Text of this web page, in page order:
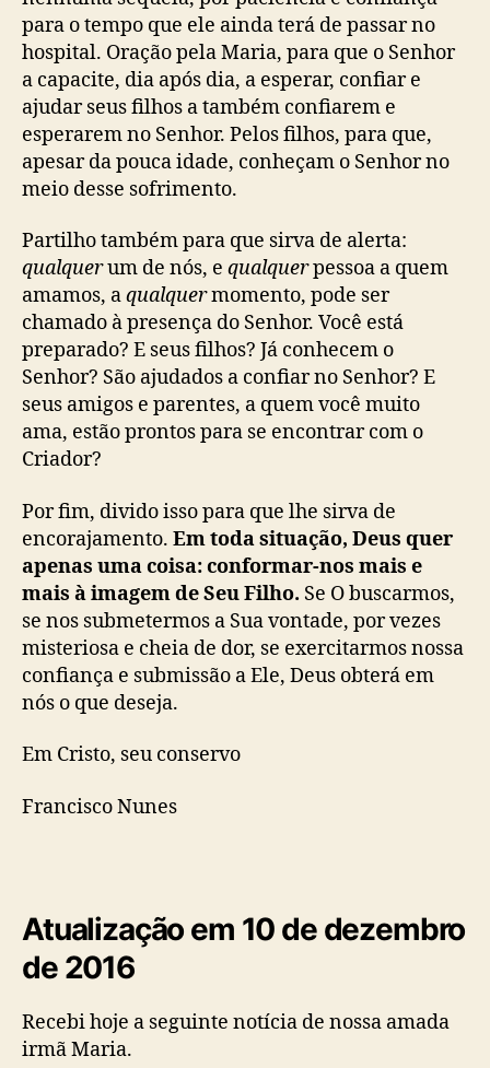
para o tempo que ele ainda terá de passar no
hospital. Oração pela Maria, para que o Senhor
a capacite, dia após dia, a esperar, confiar e
ajudar seus filhos a também confiarem e
esperarem no Senhor. Pelos filhos, para que,
apesar da pouca idade, conheçam o Senhor no
meio desse sofrimento.
Partilho também para que sirva de alerta:
qualquerum de nós, e qualquerpessoa a quem
amamos, aqualquermomento, pode ser
chamado à presença do Senhor. Você está
preparado? E seus filhos? Já conhecem o
Senhor? São ajudados a confiar no Senhor? E
seus amigos e parentes, a quem você muito
ama, estão prontos para se encontrar com o
Criador?
Por fim, divido isso para que lhe sirva de
encorajamento. Em toda situação, Deus quer
apenas uma coisa: conformar-nos mais e
mais à imagem de Seu Filho. Se O buscarmos,
se nos submetermos a Sua vontade, por vezes
misteriosa e cheia de dor, se exercitarmos nossa
confiança e submissão a Ele, Deus obterá em
nós o que deseja.
Em Cristo, seu conservo
Francisco Nunes
Atualização em 10 de dezembro
de 2016
Recebi hoje a seguinte notícia de nossa amada
irmã Maria.